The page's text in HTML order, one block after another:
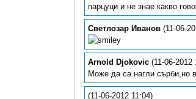
парцуци и не знае какво
Светлозар Иванов (11-06-
Arnold Djokovic (11-06-2012
Може да са нагли сърби,но
(11-06-2012 11:04)